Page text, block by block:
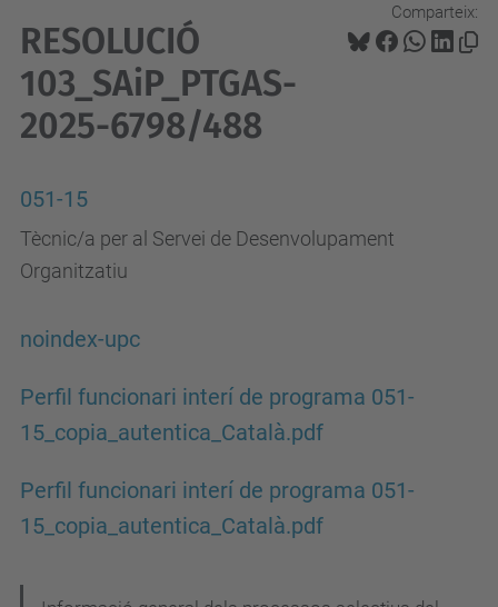
Comparteix:
RESOLUCIÓ
103_SAiP_PTGAS-
2025-6798/488
051-15
Tècnic/a per al Servei de Desenvolupament
Organitzatiu
noindex-upc
Perfil funcionari interí de programa 051-
15_copia_autentica_Català.pdf
Perfil funcionari interí de programa 051-
15_copia_autentica_Català.pdf